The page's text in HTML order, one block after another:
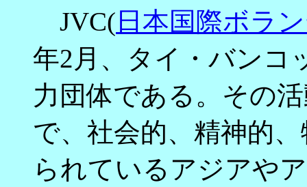
JVC( 日本国際ボラ
年2月、タイ・バンコ
力団体である。その
で、社会的、精神的
られているアジアや